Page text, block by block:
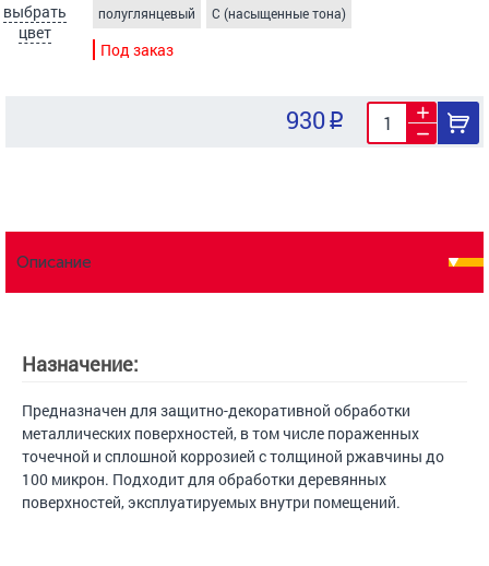
выбрать
цвет
полуглянцевый C (насыщенные тона)
Под заказ
930
Описание
Назначение:
Предназначен для защитно-декоративной обработки
металлических поверхностей, в том числе пораженных
точечной и сплошной коррозией с толщиной ржавчины до
100 микрон. Подходит для обработки деревянных
поверхностей, эксплуатируемых внутри помещений.